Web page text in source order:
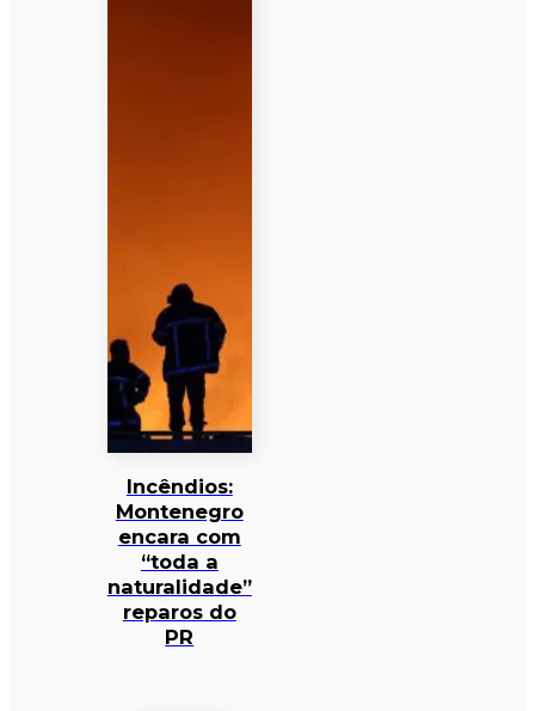
Incêndios:
Montenegro
encara com
“toda a
naturalidade”
reparos do
PR